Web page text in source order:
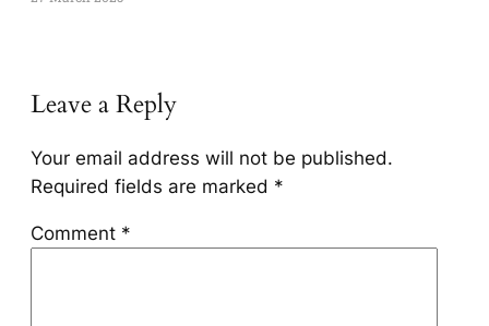
Leave a Reply
Your email address will not be published.
Required fields are marked *
Comment *